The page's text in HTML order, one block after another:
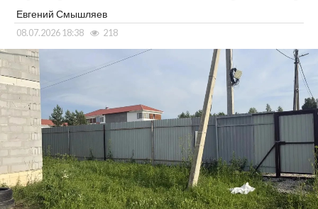
Евгений Смышляев
08.07.2026 18:38 218